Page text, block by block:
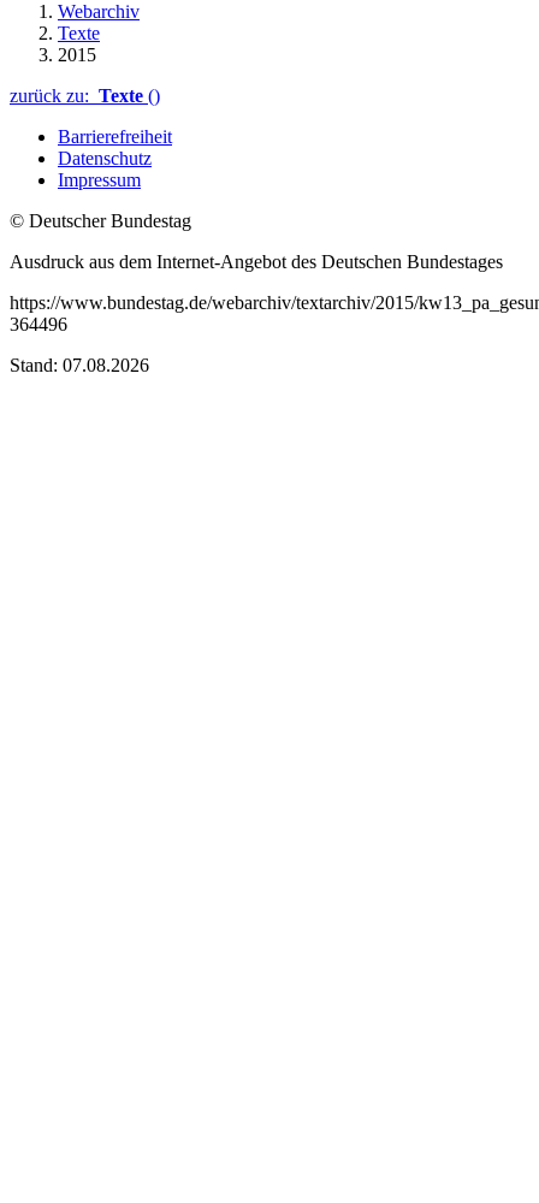
Webarchiv
Texte
2015
zurück zu: Texte ()
Barrierefreiheit
Datenschutz
Impressum
© Deutscher Bundestag
Ausdruck aus dem Internet-Angebot des Deutschen Bundestages
https://www.bundestag.de/webarchiv/textarchiv/2015/
364496
Stand: 07.08.2026